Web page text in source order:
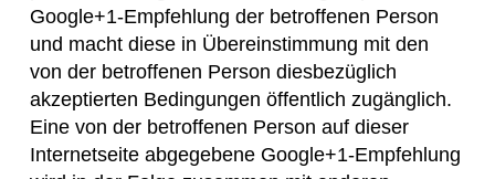
Google+1-Empfehlung der betroffenen Person
und macht diese in Übereinstimmung mit den
von der betroffenen Person diesbezüglich
akzeptierten Bedingungen öffentlich zugänglich.
Eine von der betroffenen Person auf dieser
Internetseite abgegebene Google+1-Empfehlung